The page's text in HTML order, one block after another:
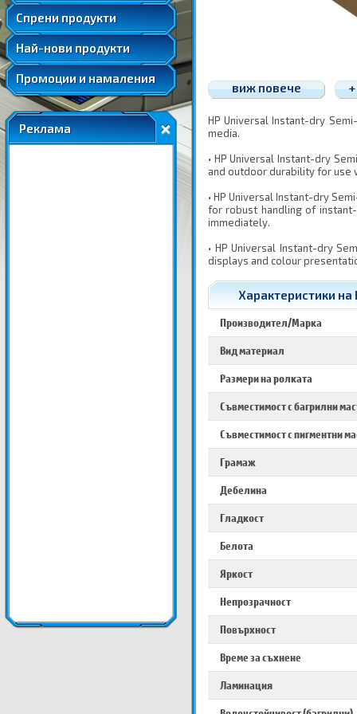
Спрени продукти
Удължени и допълнителни гаранции
Най-нови продукти
Промоции и намаления
Реклама
виж повече
HP Universal Instant-dry
media.
• HP Universal Instant-dry
and outdoor durability for use
• HP Universal Instant-dry
for robust handling of
immediately.
• HP Universal Instant-dry
displays and colour
Характеристики
Производител/Марка
Вид материал
Размери на ролката
Съвместимост с багрилни
Съвместимост с пигментни
Грамаж
Дебелина
Гладкост
Белота
Яркост
Непрозрачност
Повърхност
Време за съхнене
Ламинация